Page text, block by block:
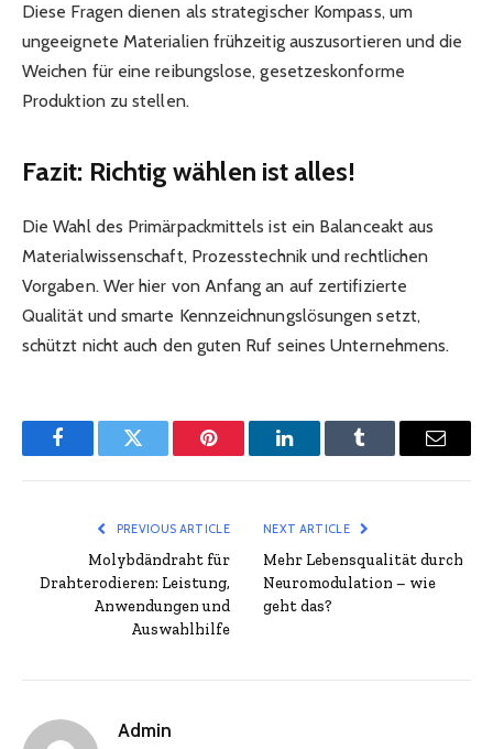
Diese Fragen dienen als strategischer Kompass, um
ungeeignete Materialien frühzeitig auszusortieren und die
Weichen für eine reibungslose, gesetzeskonforme
Produktion zu stellen.
Fazit: Richtig wählen ist alles!
Die Wahl des Primärpackmittels ist ein Balanceakt aus
Materialwissenschaft, Prozesstechnik und rechtlichen
Vorgaben. Wer hier von Anfang an auf zertifizierte
Qualität und smarte Kennzeichnungslösungen setzt,
schützt nicht auch den guten Ruf seines Unternehmens.
FacebookTwitter Pinterest LinkedInTumblr Email
PREVIOUS ARTICLE
Molybdändraht für
Drahterodieren: Leistung,
Anwendungen und
Auswahlhilfe
NEXT ARTICLE
Mehr Lebensqualität durch
Neuromodulation – wie
geht das?
Admin